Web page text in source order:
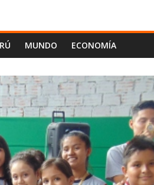
MUNDO ECONOMÍA